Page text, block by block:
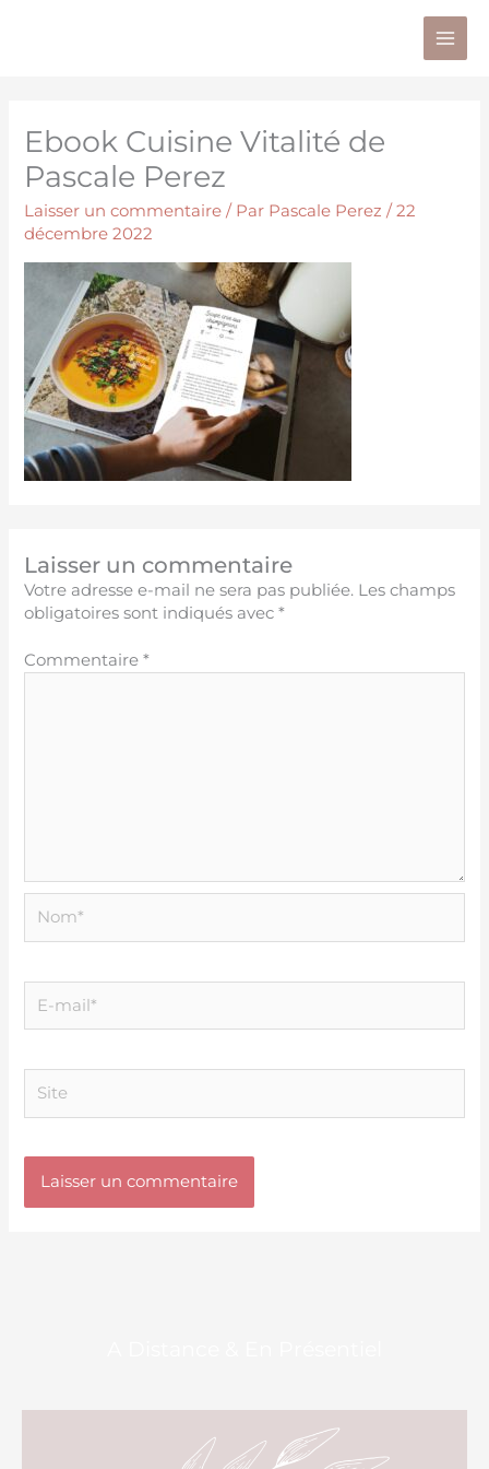
Ebook Cuisine Vitalité de
Pascale Perez
Laisser un commentaire / Par Pascale Perez/22
décembre 2022
Laisser un commentaire
Votre adresse e-mail ne sera pas publiée. Les champs
obligatoires sont indiqués avec*
Commentaire*
mail*